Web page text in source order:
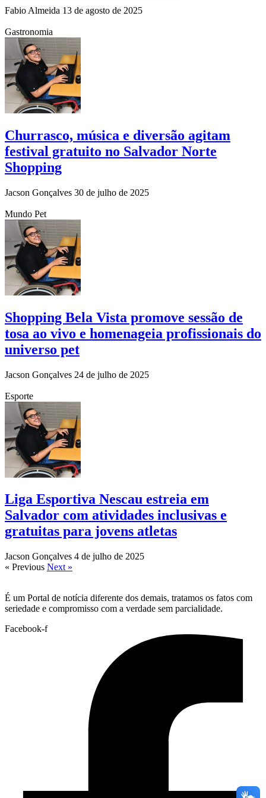
Fabio Almeida 13 de agosto de 2025
Gastronomia
Churrasco, música e diversão agitam
festival gratuito no Salvador Norte
Shopping
Jacson Gonçalves 30 de julho de 2025
Mundo Pet
Shopping Bela Vista promove sessão de
tosa ao vivo e homenageia profissionais do
universo pet
Jacson Gonçalves 24 de julho de 2025
Esporte
Liga Esportiva Nescau estreia em
Salvador com atividades inclusivas e
gratuitas para jovens atletas
Jacson Gonçalves 4 de julho de 2025
« Previous Next »
É um Portal de notícia diferente dos demais, tratamos os fatos com
seriedade e compromisso com a verdade sem parcialidade.
Facebook-f